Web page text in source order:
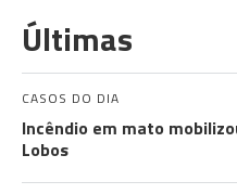
Últimas
CASOS DO DIA
Incêndio em mato
Lobos